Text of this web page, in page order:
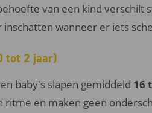
van een kind verschilt
inschatten wanneer er iets
tot 2 jaar)
baby's slapen gemiddeld 16
ritme en maken geen